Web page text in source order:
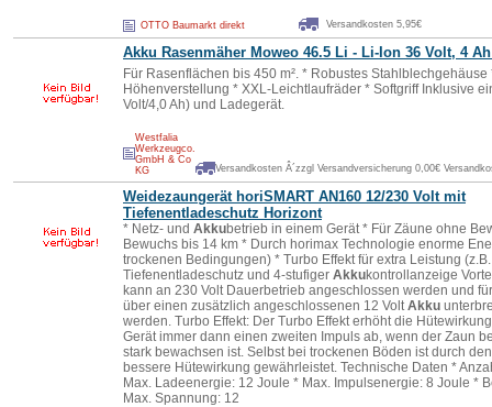
OTTO Baumarkt direkt Versandkosten 5,95€
Akku Rasenmäher Moweo 46.5 Li - Li-Ion 36 Volt, 4
Für Rasenflächen bis 450 m². * Robustes
Höhenverstellung * XXL-Leichtlaufräder * Softgriff Inklusive
Volt/4,0 Ah) und Ladegerät.
Westfalia
Werkzeugco.
GmbH & Co
KG
Versandkosten Â´zzgl Versandversicherung 0,00€
Weidezaungerät horiSMART AN160 12/230 Volt mit
Tiefenentladeschutz Horizont
* Netz- und Akkubetrieb in einem Gerät * Für Zäune ohne
Bewuchs bis 14 km * Durch horimax Technologie enorme
trockenen Bedingungen) * Turbo Effekt für extra Leistung
Tiefenentladeschutz und 4-stufiger Akkukontrollanzeige
kann an 230 Volt Dauerbetrieb angeschlossen werden und
über einen zusätzlich angeschlossenen 12 VoltAkku
werden. Turbo Effekt: Der Turbo Effekt erhöht die
Gerät immer dann einen zweiten Impuls ab, wenn der Zaun
stark bewachsen ist. Selbst bei trockenen Böden ist durch
bessere Hütewirkung gewährleistet. Technische Daten *
Max. Ladeenergie: 12 Joule * Max. Impulsenergie: 8 Joule *
Max. Spannung: 12